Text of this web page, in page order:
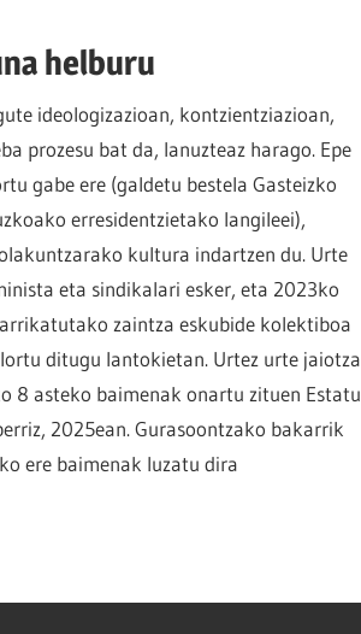
helburu
ideologizazioan, kontzientziazioan,
prozesu bat da, lanuzteaz harago. Epe
gabe ere (galdetu bestela Gasteizko
erresidentzietako langileei),
kultura indartzen du. Urte
eta sindikalari esker, eta 2023ko
zaintza eskubide kolektiboa
ditugu lantokietan. Urtez urte jaiotza
8 asteko baimenak onartu zituen Estatu
2025ean. Gurasoontzako bakarrik
ere baimenak luzatu dira